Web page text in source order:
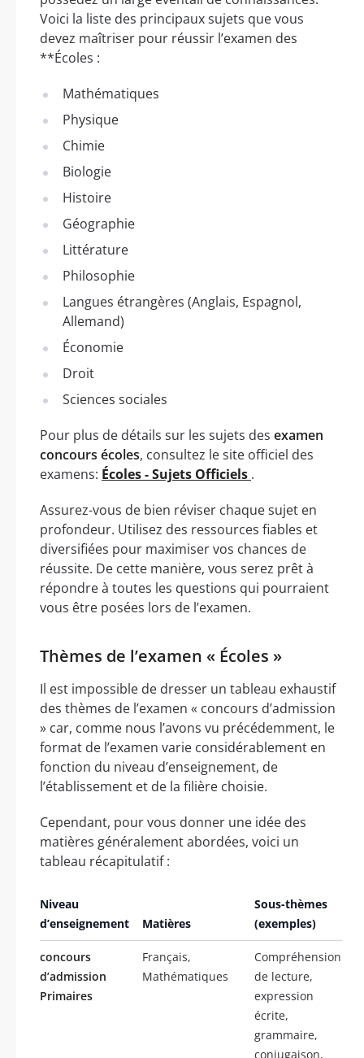
Voici la liste des principaux sujets que vous
devez maîtriser pour réussir l’examen des
**Écoles :
Mathématiques
Physique
Chimie
Biologie
Histoire
Géographie
Littérature
Philosophie
Langues étrangères (Anglais, Espagnol,
Allemand)
Économie
Droit
Sciences sociales
Pour plus de détails sur les sujets des examen
concours écoles, consultez le site officiel des
examens: Écoles - Sujets Officiels .
Assurez-vous de bien réviser chaque sujet en
profondeur. Utilisez des ressources fiables et
diversifiées pour maximiser vos chances de
réussite. De cette manière, vous serez prêt à
répondre à toutes les questions qui pourraient
vous être posées lors de l’examen.
Thèmes de l’examen « Écoles »
Il est impossible de dresser un tableau exhaustif
des thèmes de l’examen « concours d’admission
» car, comme nous l’avons vu précédemment, le
format de l’examen varie considérablement en
fonction du niveau d’enseignement, de
l’établissement et de la filière choisie.
Cependant, pour vous donner une idée des
matières généralement abordées, voici un
tableau récapitulatif :
Niveau
d’enseignement
Matières
Sous-thèmes
(exemples)
concours
d’admission
Primaires
Français,
Mathématiques
Compréhension
de lecture,
expression
écrite,
grammaire,
conjugaison,